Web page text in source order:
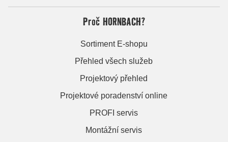
Proč HORNBACH?
Sortiment E-shopu
Přehled všech služeb
Projektový přehled
Projektové poradenství online
PROFI servis
Montážní servis